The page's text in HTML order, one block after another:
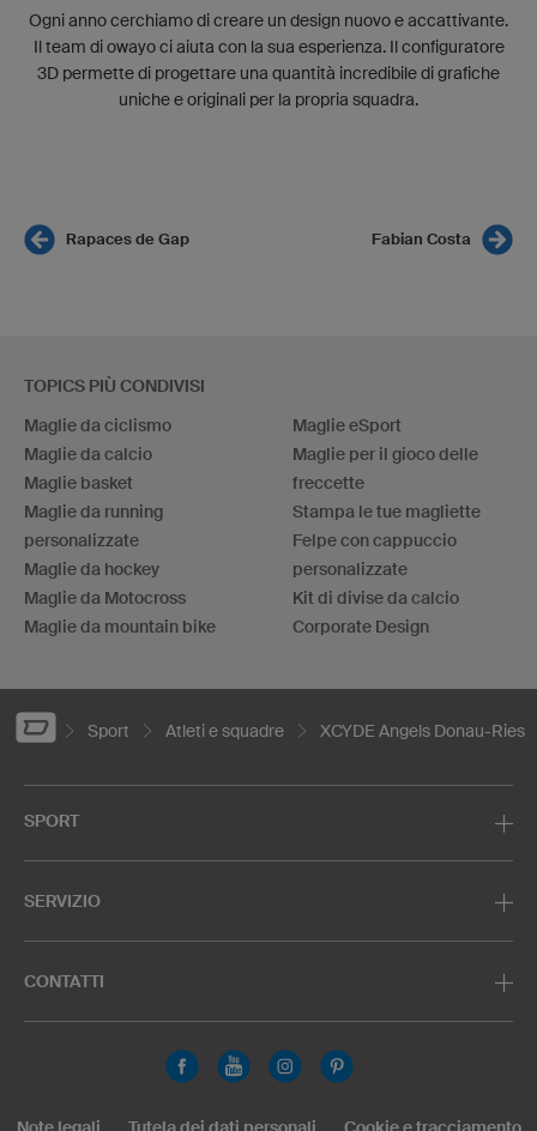
Ogni anno cerchiamo di creare un design nuovo e accattivante.
Il team di owayo ci aiuta con la sua esperienza. Il configuratore
3D permette di progettare una quantità incredibile di grafiche
uniche e originali per la propria squadra.
Rapaces de Gap Fabian Costa
TOPICS PIÙ CONDIVISI
Maglie da ciclismo
Maglie da calcio
Maglie basket
Maglie da running
personalizzate
Maglie da hockey
Maglie da Motocross
Maglie da mountain bike
Maglie eSport
Maglie per il gioco delle
freccette
Stampa le tue magliette
Felpe con cappuccio
personalizzate
Kit di divise da calcio
Corporate Design
Sport Atleti e squadre XCYDE Angels Donau-Ries
SPORT
SERVIZIO
CONTATTI